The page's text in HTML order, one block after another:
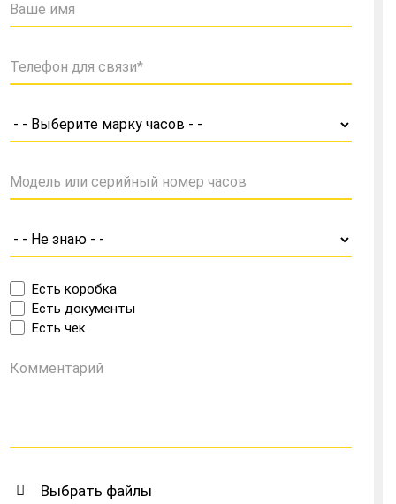
Есть коробка
Есть документы
Есть чек
Выбрать файлы